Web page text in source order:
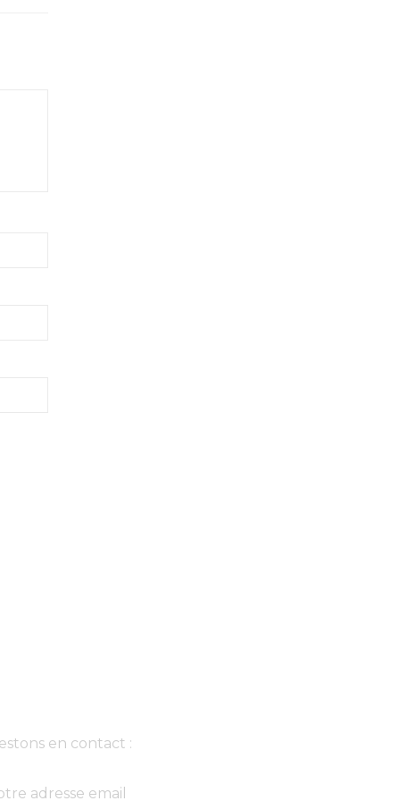
en contact :